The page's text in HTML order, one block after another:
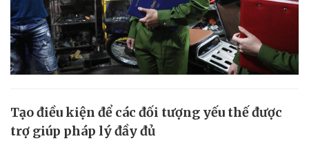
Tạo điều kiện để các đối tượng yếu thế được
trợ giúp pháp lý đầy đủ